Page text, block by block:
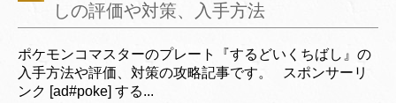
しの評価や対策、入手方法
ポケモンコマスターのプレート『するどいくちばし』の
入手方法や評価、対策の攻略記事です。 スポンサーリ
ンク [ad#poke] する...